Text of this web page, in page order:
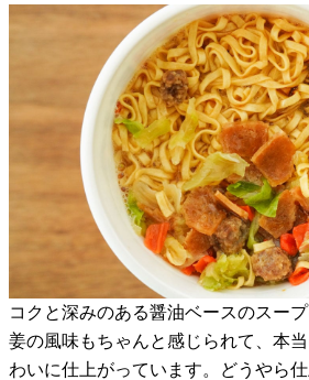
コクと深みのある醤油ベースのスー
姜の風味もちゃんと感じられて、本
わいに仕上がっています。どうやら